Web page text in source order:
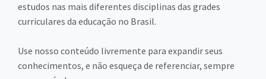
estudos nas mais diferentes disciplinas das grades
curriculares da educação no Brasil.
Use nosso conteúdo livremente para expandir seus
conhecimentos, e não esqueça de referenciar, sempre